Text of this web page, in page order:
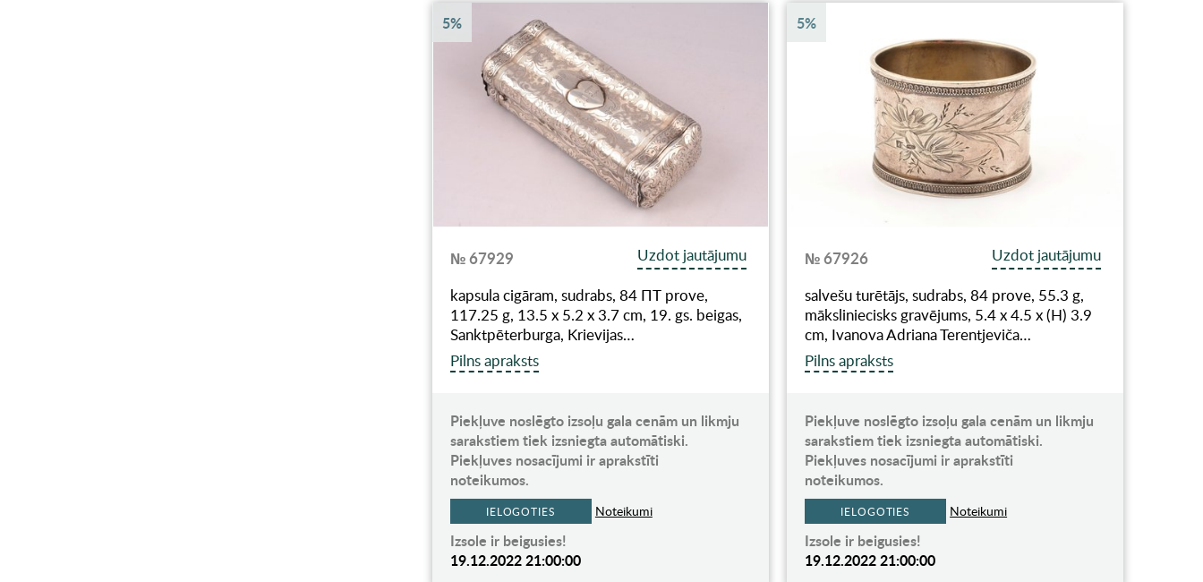
5%
№ 67929
Uzdot jautājumu
kapsula cigāram, sudrabs, 84 ПТ prove,
117.25 g, 13.5 x 5.2 x 3.7 cm, 19. gs. beigas,
Sanktpēterburga, Krievijas…
Pilns apraksts
Piekļuve noslēgto izsoļu gala cenām un likmju
sarakstiem tiek izsniegta automātiski.
Piekļuves nosacījumi ir aprakstīti
noteikumos.
IELOGOTIES Noteikumi
Izsole ir beigusies!
19.12.2022 21:00:00
5%
№ 67926
Uzdot jautājumu
salvešu turētājs, sudrabs, 84 prove, 55.3 g,
māksliniecisks gravējums, 5.4 х 4.5 х (H) 3.9
cm, Ivanova Adriana Terentjeviča…
Pilns apraksts
Piekļuve noslēgto izsoļu gala cenām un likmju
sarakstiem tiek izsniegta automātiski.
Piekļuves nosacījumi ir aprakstīti
noteikumos.
IELOGOTIES Noteikumi
Izsole ir beigusies!
19.12.2022 21:00:00